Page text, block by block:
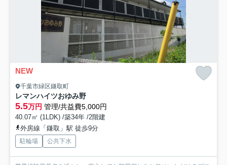
NEW
千葉市緑区鎌取町
レマンハイツおゆみ野
5.5万円 管理/共益費5,000円
40.07㎡ (1LDK) /築34年 /2階建
外房線「鎌取」駅 徒歩9分
駐輪場 公共下水